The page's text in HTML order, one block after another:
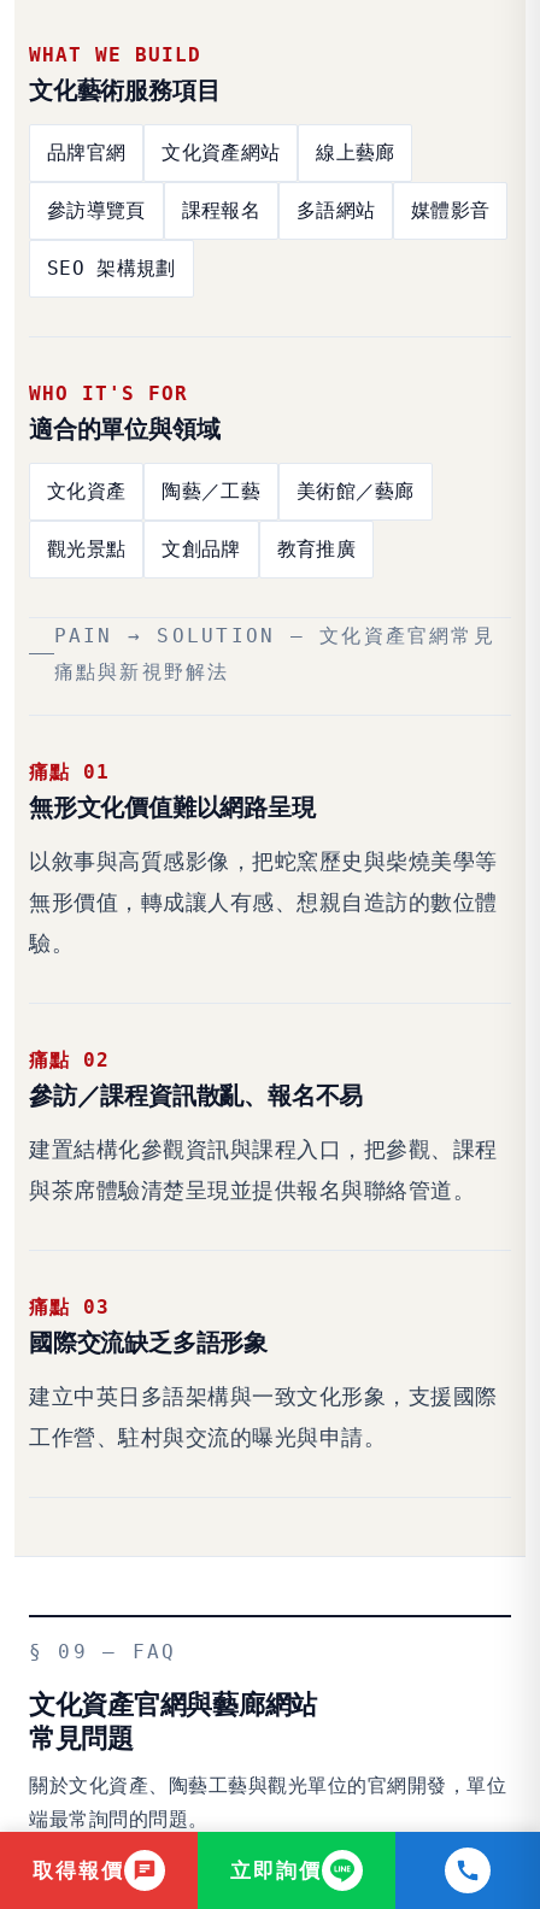
取得報價 立即詢價
WHAT WE BUILD
文化藝術服務項目
品牌官網 文化資產網站 線上藝廊
參訪導覽頁 課程報名 多語網站 媒體影音
SEO 架構規劃
WHO IT'S FOR
適合的單位與領域
文化資產 陶藝／工藝 美術館／藝廊
觀光景點 文創品牌 教育推廣
PAIN → SOLUTION — 文化資產官網常見
痛點與新視野解法
痛點 01
無形文化價值難以網路呈現
以敘事與高質感影像，把蛇窯歷史與柴燒美學等
無形價值，轉成讓人有感、想親自造訪的數位體
驗。
痛點 02
參訪／課程資訊散亂、報名不易
建置結構化參觀資訊與課程入口，把參觀、課程
與茶席體驗清楚呈現並提供報名與聯絡管道。
痛點 03
國際交流缺乏多語形象
建立中英日多語架構與一致文化形象，支援國際
工作營、駐村與交流的曝光與申請。
§ 09 — FAQ
文化資產官網與藝廊網站
常見問題
關於文化資產、陶藝工藝與觀光單位的官網開發，單位
端最常詢問的問題。